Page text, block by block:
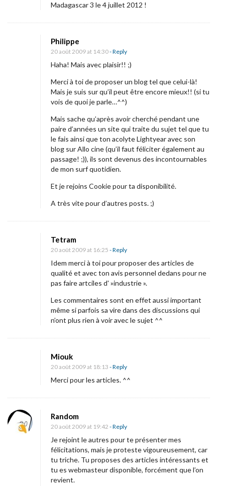
Madagascar 3 le 4 juillet 2012 !
Philippe
20 août 2009 at 14:30- Reply
Haha! Mais avec plaisir!! ;)
Merci à toi de proposer un blog tel que celui-là!
Mais je suis sur qu’il peut être encore mieux!! (si tu
vois de quoi je parle…^^)
Mais sache qu’après avoir cherché pendant une
paire d’années un site qui traite du sujet tel que tu
le fais ainsi que ton acolyte Lightyear avec son
blog sur Allo cine (qu’il faut féliciter également au
passage! ;)), ils sont devenus des incontournables
de mon surf quotidien.
Et je rejoins Cookie pour ta disponibilité.
A très vite pour d’autres posts. ;)
Tetram
20 août 2009 at 16:25 - Reply
Idem merci à toi pour proposer des articles de
qualité et avec ton avis personnel dedans pour ne
pas faire artciles d' »industrie ».
Les commentaires sont en effet aussi important
même si parfois sa vire dans des discussions qui
n’ont plus rien à voir avec le sujet ^^
Miouk
20 août 2009 at 18:13 - Reply
Merci pour les articles. ^^
Random
20 août 2009 at 19:42 - Reply
Je rejoint le autres pour te présenter mes
félicitations, mais je proteste vigoureusement, car
tu triche. Tu proposes des articles intéressants et
tu es webmasteur disponible, forcément que l’on
revient.